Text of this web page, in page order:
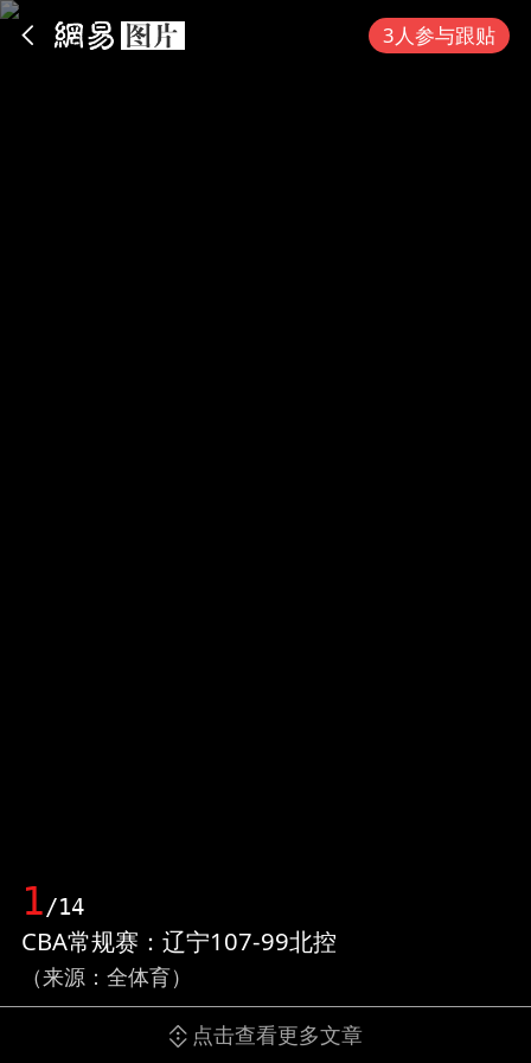
3人参与跟贴
1/14
CBA常规赛：辽宁107-99北控
（来源：全体育）
点击查看更多文章
App内打开